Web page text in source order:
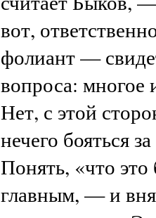
вот,
фолиант —
вопроса: многое
Нет, с этой
нечего бояться
Понять, «что
главным, — и